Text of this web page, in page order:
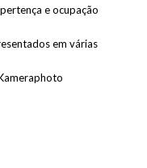
e ocupação
em várias